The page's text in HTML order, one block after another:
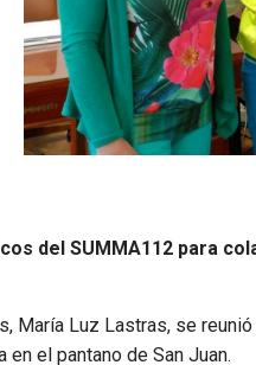
del SUMMA112 para
María Luz Lastras, se
el pantano de San Juan.